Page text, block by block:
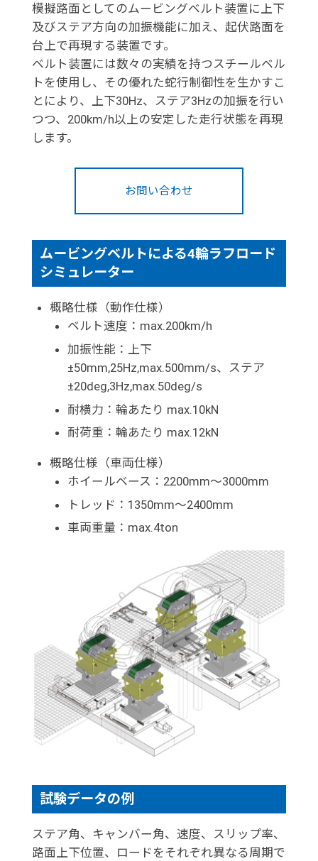
模擬路面としてのムービングベルト装置に上下
及びステア方向の加振機能に加え、起伏路面を
台上で再現する装置です。
ベルト装置には数々の実績を持つスチールベル
トを使用し、その優れた蛇行制御性を生かすこ
とにより、上下30Hz、ステア3Hzの加振を行い
つつ、200km/h以上の安定した走行状態を再現
します。
お問い合わせ
ムービングベルトによる4輪ラフロード
シミュレーター
概略仕様（動作仕様）
ベルト速度：max.200km/h
加振性能：上下
±50mm,25Hz,max.500mm/s、ステア
±20deg,3Hz,max.50deg/s
耐横力：輪あたり max.10kN
耐荷重：輪あたり max.12kN
概略仕様（車両仕様）
ホイールベース：2200mm～3000mm
トレッド：1350mm～2400mm
車両重量：max.4ton
試験データの例
ステア角、キャンバー角、速度、スリップ率、
路面上下位置、ロードをそれぞれ異なる周期で